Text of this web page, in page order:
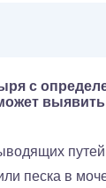
с
песка в